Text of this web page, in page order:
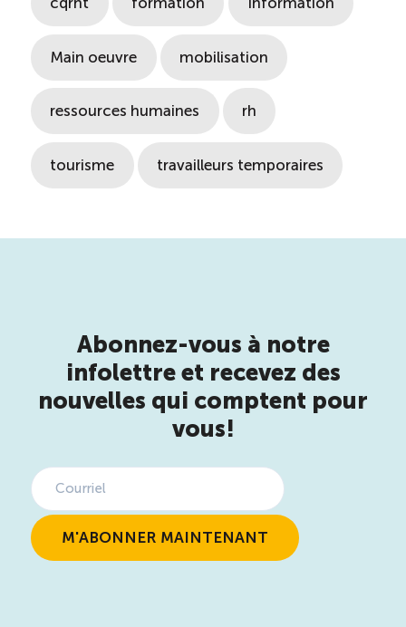
Main oeuvre mobilisation
ressources humaines rh
tourisme travailleurs temporaires
Abonnez-vous à notre
infolettre et recevez des
nouvelles qui comptent pour
vous!